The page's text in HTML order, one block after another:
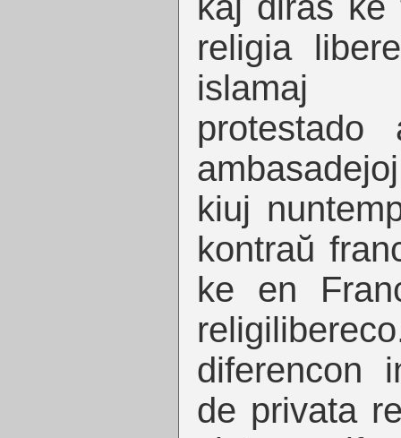
religia
islamaj
kiuj
kontraŭ
ke en
diferencon
de privata